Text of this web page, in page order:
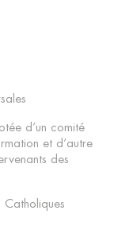
d’un comité
et d’autre
des
Catholiques